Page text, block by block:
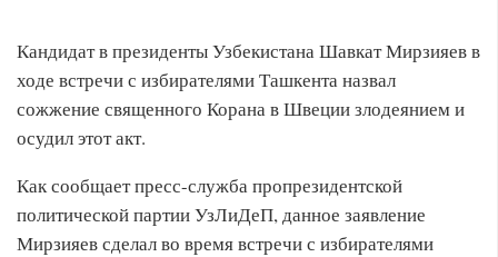
Кандидат в президенты Узбекистана Шавкат Мирзияев в
ходе встречи с избирателями Ташкента назвал
сожжение священного Корана в Швеции злодеянием и
осудил этот акт.
Как сообщает пресс-служба пропрезидентской
политической партии УзЛиДеП, данное заявление
Мирзияев сделал во время встречи с избирателями